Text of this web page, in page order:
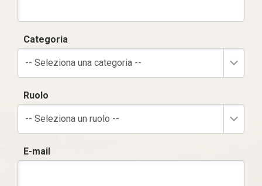
Categoria
-- Seleziona una categoria --
Ruolo
-- Seleziona un ruolo --
E-mail